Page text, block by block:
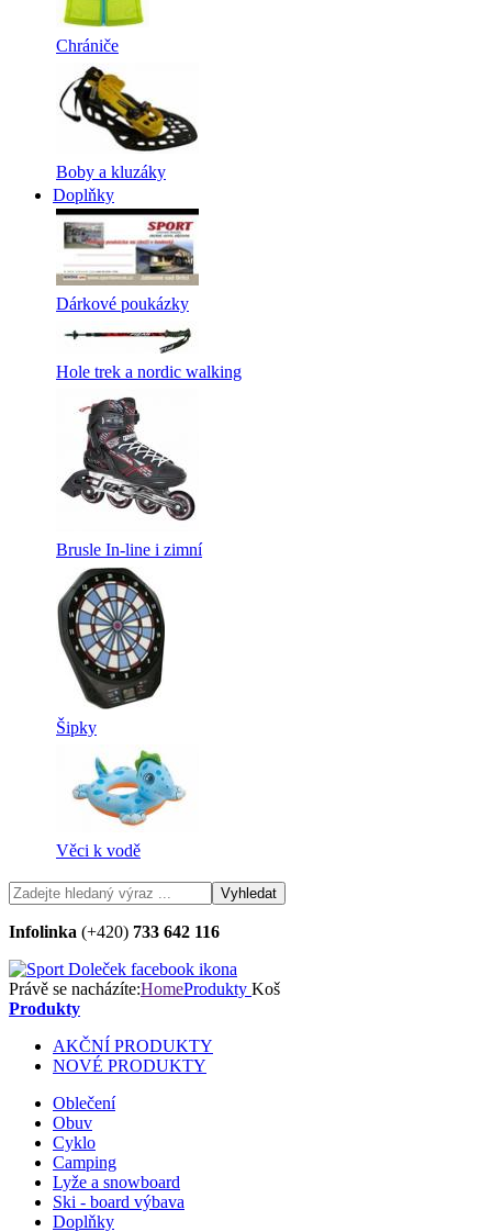
Chrániče
Boby a kluzáky
Doplňky
Dárkové poukázky
Hole trek a nordic walking
Brusle In-line i zimní
Šipky
Věci k vodě
Infolinka (+420) 733 642 116
Právě se nacházíte:HomeProdukty Koš
Produkty
AKČNÍ PRODUKTY
NOVÉ PRODUKTY
Oblečení
Obuv
Cyklo
Camping
Lyže a snowboard
Ski - board výbava
Doplňky